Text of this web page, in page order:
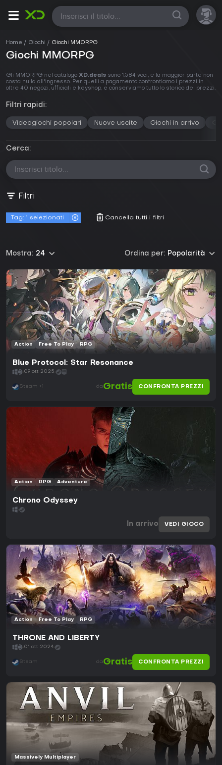
Tutte
Home Giochi Giochi MMORPG
Giochi MMORPG
Gli MMORPG nel catalogo XD.deals sono 1.584 voci, e la maggior parte non
costa nulla all'ingresso. Per quelli a pagamento confrontiamo i prezzi in
oltre 40 negozi, ufficiali e keyshop, e conserviamo tutto lo storico dei prezzi.
Filtri rapidi:
Videogiochi popolari Nuove uscite Giochi in arrivo
Cerca:
Filtri
Tag: 1 selezionati Cancella tutti i filtri
Ordina per: Popolarità
Mostra: 24
Action Free To Play RPG
Blue Protocol: Star Resonance
09 ott 2025
Steam +1 da Gratis CONFRONTA PREZZI
Action RPG Adventure
Chrono Odyssey
In arrivo VEDI GIOCO
Action Free To Play RPG
THRONE AND LIBERTY
01 ott 2024
Steam da Gratis CONFRONTA PREZZI
Massively Multiplayer